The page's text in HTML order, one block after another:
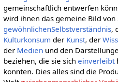
gemeinschaftlich entwerfen
wird ihnen das gemeine Bild von
gewöhnlichenSelbstverständnis,
Kulturkonsum der Kunst, der
der Medienund den
beziehen, die sie sich einverleibt
konnten. Dies alles sind die